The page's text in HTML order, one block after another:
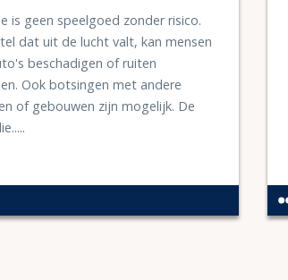
is geen speelgoed zonder risico.
dat uit de lucht valt, kan mensen
beschadigen of ruiten
Ook botsingen met andere
of gebouwen zijn mogelijk. De